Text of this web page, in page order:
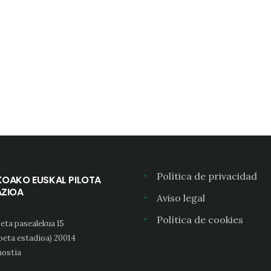
EUSKAL PILOTA
pasealekua 15
estadioa) 20014
Política de privacidad
Aviso legal
Política de cookies